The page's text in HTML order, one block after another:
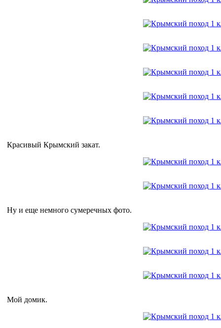
Красивый Крымский закат.
Ну и еще немного сумеречных фото.
Мой домик.